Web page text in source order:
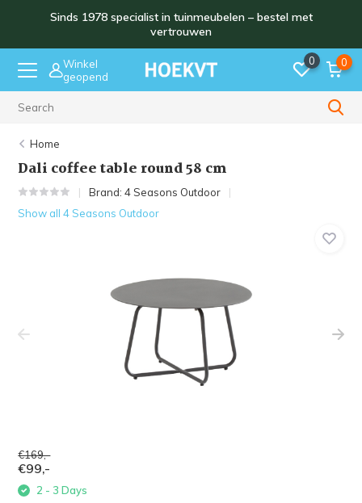
Sinds 1978 specialist in tuinmeubelen – bestel met
vertrouwen
Winkel
geopend
0 0
Home
Dali coffee table round 58 cm
Brand:4 Seasons Outdoor
Show all 4 Seasons Outdoor
€169,-
€99,-
2 - 3 Days